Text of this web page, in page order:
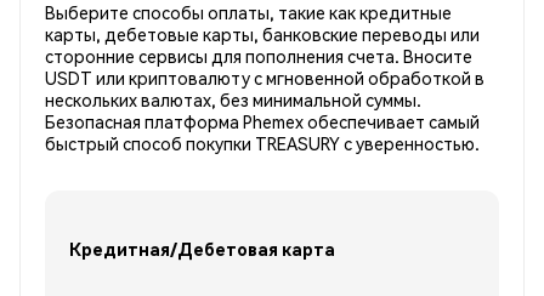
Выберите способы оплаты, такие как кредитные
карты, дебетовые карты, банковские переводы или
сторонние сервисы для пополнения счета. Вносите
USDT или криптовалюту с мгновенной обработкой в
нескольких валютах, без минимальной суммы.
Безопасная платформа Phemex обеспечивает самый
быстрый способ покупки TREASURY с уверенностью.
Кредитная/Дебетовая карта